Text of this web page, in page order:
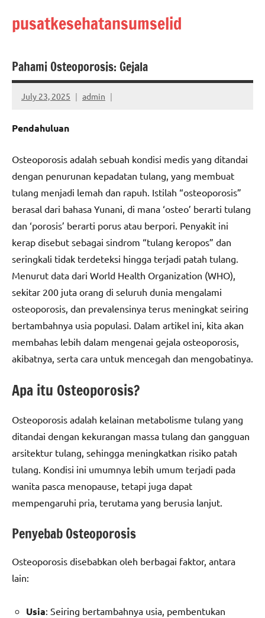
pusatkesehatansumselid
Pahami Osteoporosis: Gejala
July 23, 2025 admin
Pendahuluan
Osteoporosis adalah sebuah kondisi medis yang ditandai
dengan penurunan kepadatan tulang, yang membuat
tulang menjadi lemah dan rapuh. Istilah “osteoporosis”
berasal dari bahasa Yunani, di mana ‘osteo’ berarti tulang
dan ‘porosis’ berarti porus atau berpori. Penyakit ini
kerap disebut sebagai sindrom “tulang keropos” dan
seringkali tidak terdeteksi hingga terjadi patah tulang.
Menurut data dari World Health Organization (WHO),
sekitar 200 juta orang di seluruh dunia mengalami
osteoporosis, dan prevalensinya terus meningkat seiring
bertambahnya usia populasi. Dalam artikel ini, kita akan
membahas lebih dalam mengenai gejala osteoporosis,
akibatnya, serta cara untuk mencegah dan mengobatinya.
Apa itu Osteoporosis?
Osteoporosis adalah kelainan metabolisme tulang yang
ditandai dengan kekurangan massa tulang dan gangguan
arsitektur tulang, sehingga meningkatkan risiko patah
tulang. Kondisi ini umumnya lebih umum terjadi pada
wanita pasca menopause, tetapi juga dapat
mempengaruhi pria, terutama yang berusia lanjut.
Penyebab Osteoporosis
Osteoporosis disebabkan oleh berbagai faktor, antara
lain:
Usia: Seiring bertambahnya usia, pembentukan